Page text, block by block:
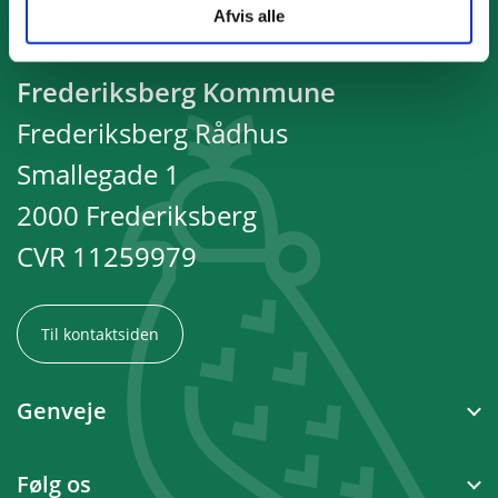
Afvis alle
Frederiksberg Kommune
Frederiksberg Rådhus
Smallegade 1
2000 Frederiksberg
CVR 11259979
Til kontaktsiden
Genveje
Følg os